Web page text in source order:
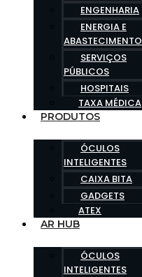
ENGENHARIA
ENERGIA E
ABASTECIMENTO
SERVIÇOS
PÚBLICOS
HOSPITAIS
TAXA MÉDICA
PRODUTOS
ÓCULOS
INTELIGENTES
CAIXA BITA
GADGETS
ATEX
AR HUB
ÓCULOS
INTELIGENTES